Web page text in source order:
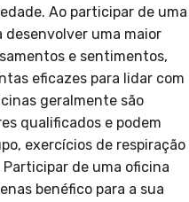
Ao participar de uma
desenvolver uma maior
e sentimentos,
eficazes para lidar com
geralmente são
qualificados e podem
exercícios de respiração
de uma oficina
benéfico para a sua